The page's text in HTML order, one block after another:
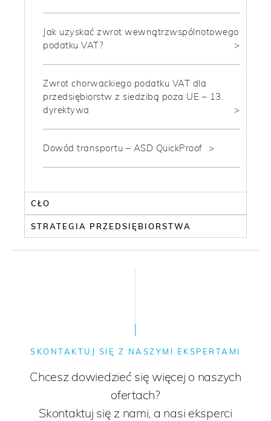
Jak uzyskać zwrot wewnątrzwspólnotowego
podatku VAT?
Zwrot chorwackiego podatku VAT dla
przedsiębiorstw z siedzibą poza UE – 13.
dyrektywa
Dowód transportu – ASD QuickProof
CŁO
STRATEGIA PRZEDSIĘBIORSTWA
SKONTAKTUJ SIĘ Z NASZYMI EKSPERTAMI
Chcesz dowiedzieć się więcej o naszych
ofertach?
Skontaktuj się z nami, a nasi eksperci